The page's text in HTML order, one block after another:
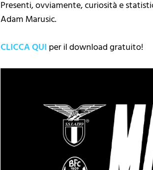
Presenti, ovviamente, curiosità e
Adam Marusic.
CLICCA QUI per il download gratuito!